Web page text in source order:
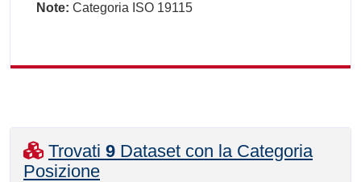
Note: Categoria ISO 19115
Trovati 9 Dataset con la Categoria
Posizione